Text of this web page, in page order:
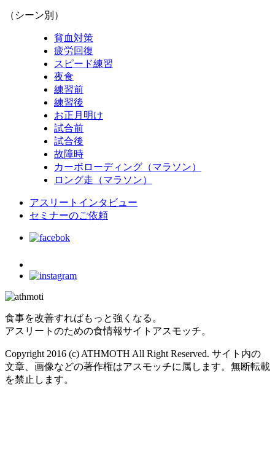
（シーン別）
貧血対策
疲労回復
スピード練習
夜食
練習前
練習後
お正月明け
試合前
試合後
故障時
カーボローディング（マラソン）
ロング走（マラソン）
アスリートインタビュー
セミナーのご依頼
食事を改善すればもっと強くなる。
アスリートのための食情報サイトアスモッチ。
Copyright 2016 (c) ATHMOTH All Right Reserved. サイト内の
文章、画像などの著作権はアスモッチに属します。無断転載
を禁止します。